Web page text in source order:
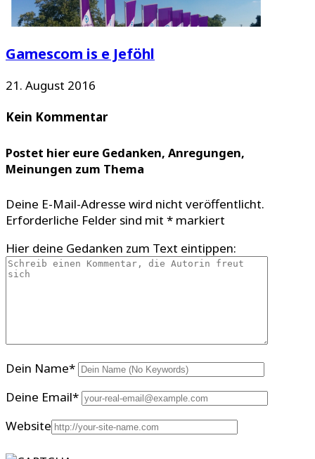
Gamescom is e Jeföhl
21. August 2016
Kein Kommentar
Postet hier eure Gedanken, Anregungen,
Meinungen zum Thema
Deine E-Mail-Adresse wird nicht veröffentlicht.
Erforderliche Felder sind mit * markiert
Hier deine Gedanken zum Text eintippen:
Dein Name*
Deine Email*
Website